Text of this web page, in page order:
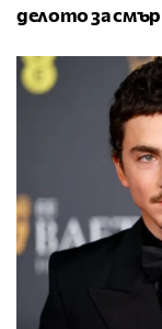
делото за